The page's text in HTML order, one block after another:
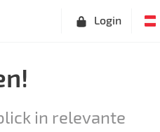
Login
in relevante